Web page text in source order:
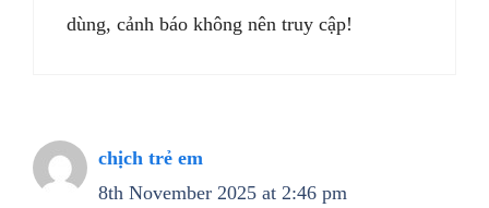
dùng, cảnh báo không nên truy cập!
chịch trẻ em
8th November 2025 at 2:46 pm